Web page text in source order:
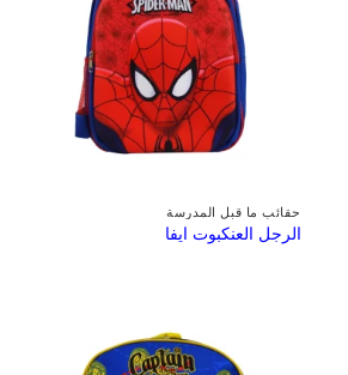
حقائب ما قبل المدرسة
الرجل العنكبوت ايفا